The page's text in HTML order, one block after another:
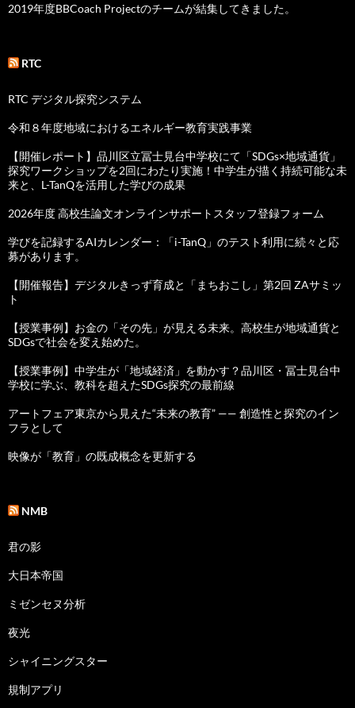
2019年度BBCoach Projectのチームが結集してきました。
RTC
RTC デジタル探究システム
令和８年度地域におけるエネルギー教育実践事業
【開催レポート】品川区立冨士見台中学校にて「SDGs×地域通貨」
探究ワークショップを2回にわたり実施！中学生が描く持続可能な未
来と、L-TanQを活用した学びの成果
2026年度 高校生論文オンラインサポートスタッフ登録フォーム
学びを記録するAIカレンダー：「i-TanQ」のテスト利用に続々と応
募があります。
【開催報告】デジタルきっず育成と「まちおこし」第2回 ZAサミッ
ト
【授業事例】お金の「その先」が見える未来。高校生が地域通貨と
SDGsで社会を変え始めた。
【授業事例】中学生が「地域経済」を動かす？品川区・冨士見台中
学校に学ぶ、教科を超えたSDGs探究の最前線
アートフェア東京から見えた“未来の教育” —— 創造性と探究のイン
フラとして
映像が「教育」の既成概念を更新する
NMB
君の影
大日本帝国
ミゼンセヌ分析
夜光
シャイニングスター
規制アプリ